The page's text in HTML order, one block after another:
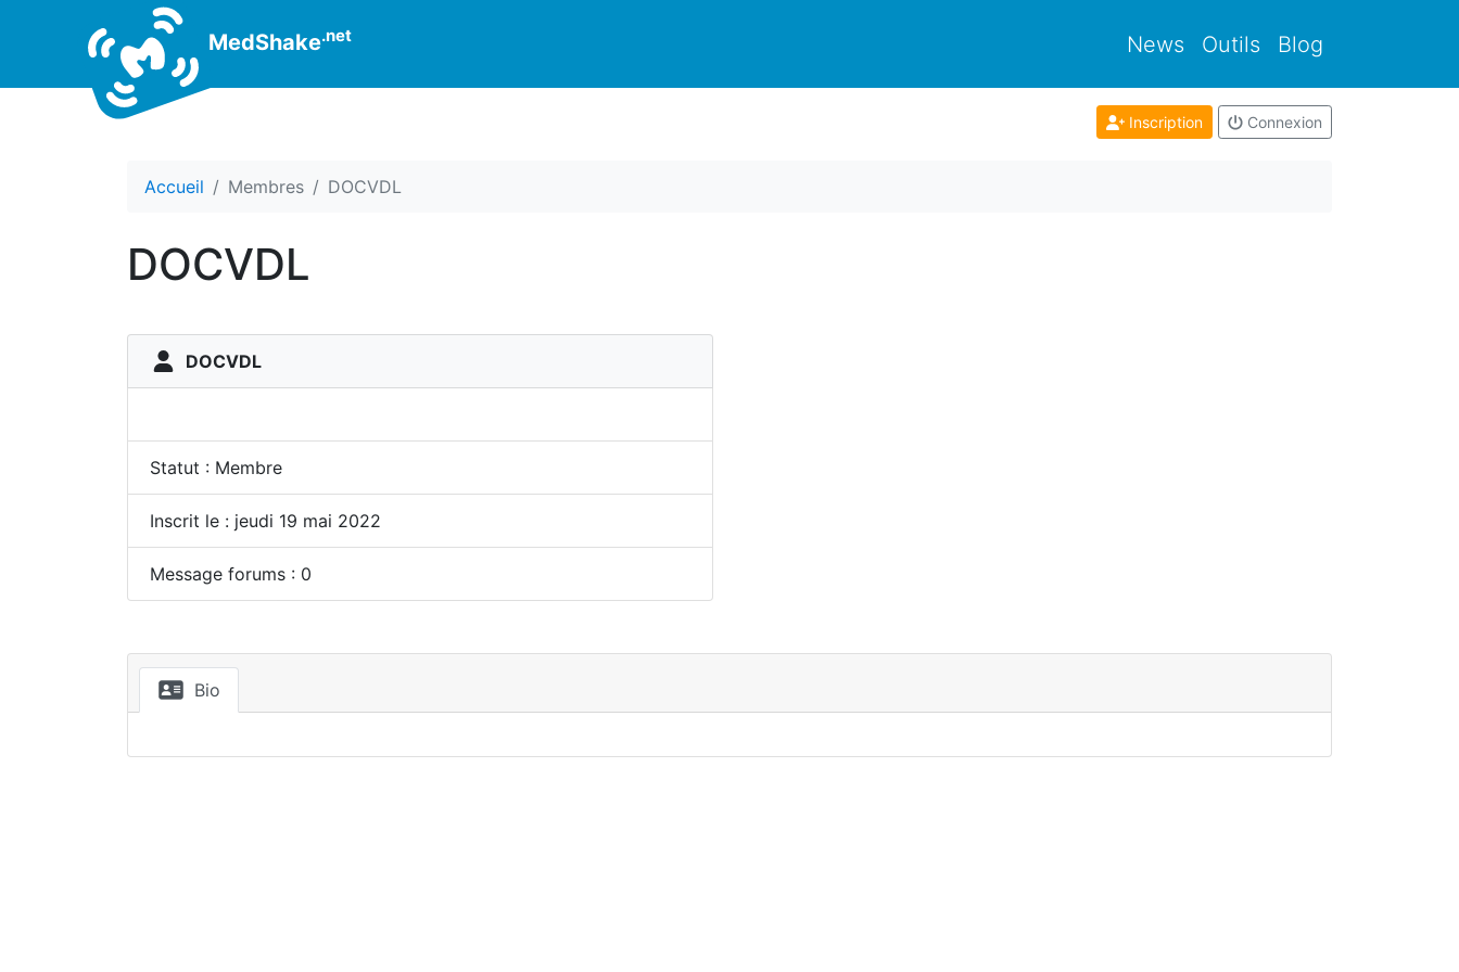
MedShake.net News Outils Blog
Inscription Connexion
Accueil Membres DOCVDL
DOCVDL
DOCVDL
Statut : Membre
Inscrit le : jeudi 19 mai 2022
Message forums : 0
Bio